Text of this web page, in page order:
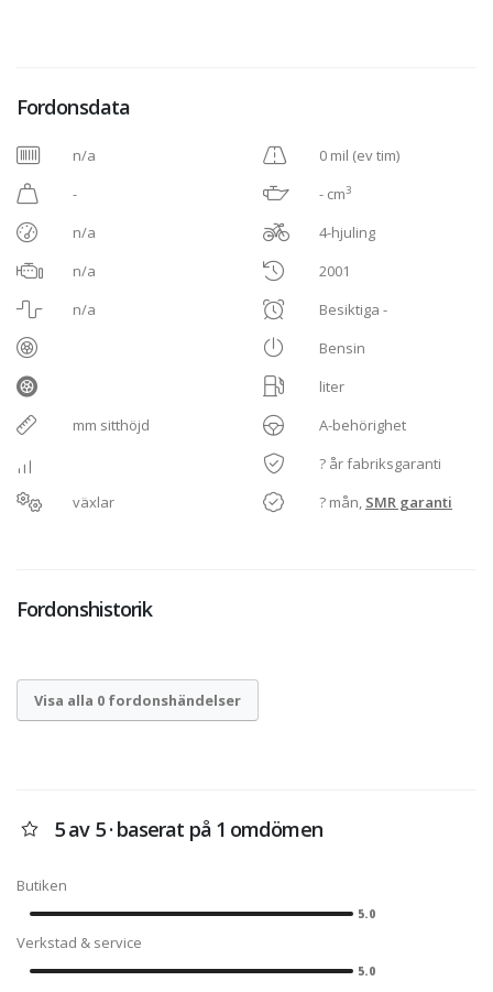
Fordonsdata
n/a
-
n/a
n/a
n/a
mm sitthöjd
växlar
0 mil (ev tim)
- cm3
4-hjuling
2001
Besiktiga -
Bensin
liter
A-behörighet
? år fabriksgaranti
? mån, SMR garanti
Fordonshistorik
Visa alla 0 fordonshändelser
5 av 5 · baserat på 1 omdömen
Butiken
5.0
Verkstad & service
5.0